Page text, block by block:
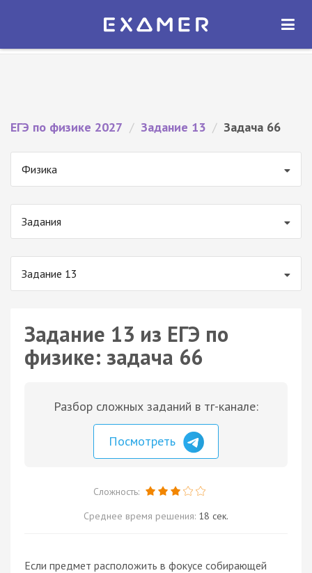
Экзамер — ЕГЭ 2027
ОТКРЫТЬ
ЕГЭ по физике 2027 / Задание 13 / Задача 66
Физика
Задания
Задание 13
Задание 13 из ЕГЭ по
физике: задача 66
Разбор сложных заданий в тг-канале:
Посмотреть
Сложность:
Среднее время решения: 18 сек.
Если предмет расположить в фокусе собирающей